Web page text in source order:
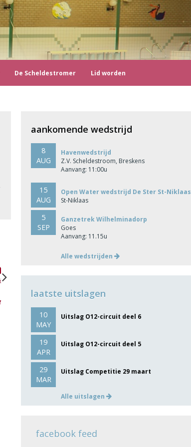
De Scheldestromer Lid worden
Next
aankomende wedstrijd
8
AUG
Havenwedstrijd
Z.V. Scheldestroom, Breskens
Aanvang: 11:00u
15
AUG
Open Water wedstrijd De Ster St-Niklaas
St-Niklaas
5
SEP
Ganzetrek Wilhelminadorp
Goes
Aanvang: 11.15u
Alle wedstrijden
laatste uitslagen
10
MAY
Uitslag O12-circuit deel 6
19
APR
Uitslag O12-circuit deel 5
29
MAR
Uitslag Competitie 29 maart
Alle uitslagen
facebook feed